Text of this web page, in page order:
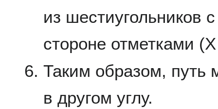
из шестиугольников
стороне отметками
Таким образом, путь
в другом углу.